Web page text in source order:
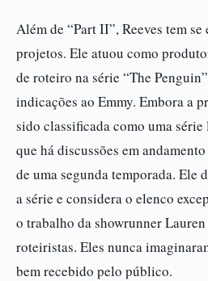
Além de “Part II”, Reeves tem
projetos. Ele atuou como
de roteiro na série “The
indicações ao Emmy. Embora a
sido classificada como uma
que há discussões em
de uma segunda temporada. Ele
a série e considera o elenco
o trabalho da showrunner
roteiristas. Eles nunca
bem recebido pelo público.